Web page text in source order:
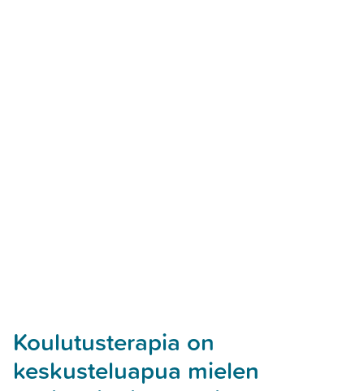
Koulutusterapia on
keskusteluapua mielen